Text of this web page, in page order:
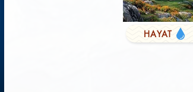
Paylaş
HAYAT